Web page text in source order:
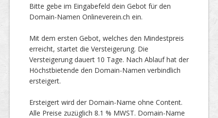
Bitte gebe im Eingabefeld dein Gebot für den
Domain-Namen Onlineverein.ch ein.
Mit dem ersten Gebot, welches den Mindestpreis
erreicht, startet die Versteigerung. Die
Versteigerung dauert 10 Tage. Nach Ablauf hat der
Höchstbietende den Domain-Namen verbindlich
ersteigert.
Ersteigert wird der Domain-Name ohne Content.
Alle Preise zuzüglich 8.1 % MWST. Domain-Name